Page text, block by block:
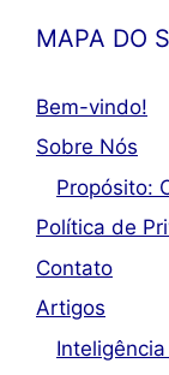
MAPA DO
Bem-vindo!
Sobre Nós
Propósito:
Política de
Contato
Artigos